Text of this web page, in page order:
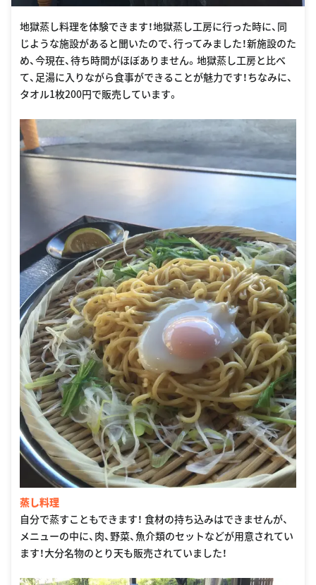
地獄蒸し料理を体験できます！地獄蒸し工房に行った時に、同
じような施設があると聞いたので、行ってみました！新施設のた
め、今現在、待ち時間がほぼありません。地獄蒸し工房と比べ
て、足湯に入りながら食事ができることが魅力です！ちなみに、
タオル1枚200円で販売しています。
蒸し料理
自分で蒸すこともできます！ 食材の持ち込みはできませんが、
メニューの中に、肉、野菜、魚介類のセットなどが用意されてい
ます！大分名物のとり天も販売されていました！